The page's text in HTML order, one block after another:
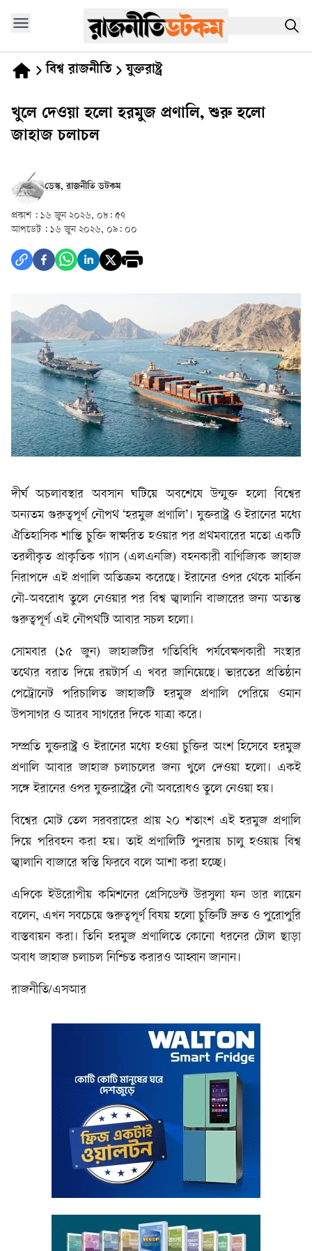
বিশ্ব রাজনীতি যুক্তরাষ্ট্র
খুলে দেওয়া হলো হরমুজ প্রণালি, শুরু হলো
জাহাজ চলাচল
ডেস্ক, রাজনীতি ডটকম
প্রকাশ : ১৬ জুন ২০২৬, ০৮: ৫৭
আপডেট : ১৬ জুন ২০২৬, ০৯: ০০
দীর্ঘ অচলাবস্থার অবসান ঘটিয়ে অবশেষে উন্মুক্ত হলো বিশ্বের
অন্যতম গুরুত্বপূর্ণ নৌপথ ‘হরমুজ প্রণালি’। যুক্তরাষ্ট্র ও ইরানের মধ্যে
ঐতিহাসিক শান্তি চুক্তি স্বাক্ষরিত হওয়ার পর প্রথমবারের মতো একটি
তরলীকৃত প্রাকৃতিক গ্যাস (এলএনজি) বহনকারী বাণিজ্যিক জাহাজ
নিরাপদে এই প্রণালি অতিক্রম করেছে। ইরানের ওপর থেকে মার্কিন
নৌ-অবরোধ তুলে নেওয়ার পর বিশ্ব জ্বালানি বাজারের জন্য অত্যন্ত
গুরুত্বপূর্ণ এই নৌপথটি আবার সচল হলো।
সোমবার (১৫ জুন) জাহাজটির গতিবিধি পর্যবেক্ষণকারী সংস্থার
তথ্যের বরাত দিয়ে রয়টার্স এ খবর জানিয়েছে। ভারতের প্রতিষ্ঠান
পেট্রোনেট পরিচালিত জাহাজটি হরমুজ প্রণালি পেরিয়ে ওমান
উপসাগর ও আরব সাগরের দিকে যাত্রা করে।
সম্প্রতি যুক্তরাষ্ট্র ও ইরানের মধ্যে হওয়া চুক্তির অংশ হিসেবে হরমুজ
প্রণালি আবার জাহাজ চলাচলের জন্য খুলে দেওয়া হলো। একই
সঙ্গে ইরানের ওপর যুক্তরাষ্ট্রের নৌ অবরোধও তুলে নেওয়া হয়।
বিশ্বের মোট তেল সরবরাহের প্রায় ২০ শতাংশ এই হরমুজ প্রণালি
দিয়ে পরিবহন করা হয়। তাই প্রণালিটি পুনরায় চালু হওয়ায় বিশ্ব
জ্বালানি বাজারে স্বস্তি ফিরবে বলে আশা করা হচ্ছে।
এদিকে ইউরোপীয় কমিশনের প্রেসিডেন্ট উরসুলা ফন ডার লায়েন
বলেন, এখন সবচেয়ে গুরুত্বপূর্ণ বিষয় হলো চুক্তিটি দ্রুত ও পুরোপুরি
বাস্তবায়ন করা। তিনি হরমুজ প্রণালিতে কোনো ধরনের টোল ছাড়া
অবাধ জাহাজ চলাচল নিশ্চিত করারও আহ্বান জানান।
রাজনীতি/এসআর